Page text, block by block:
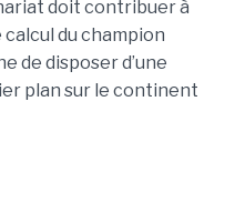
doit contribuer à
calcul du champion
de disposer d’une
plan sur le continent